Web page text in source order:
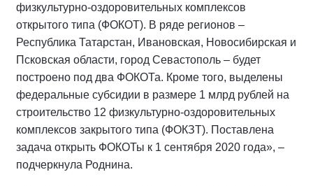
физкультурно-оздоровительных комплексов
открытого типа (ФОКОТ). В ряде регионов –
Республика Татарстан, Ивановская, Новосибирская и
Псковская области, город Севастополь – будет
построено под два ФОКОТа. Кроме того, выделены
федеральные субсидии в размере 1 млрд рублей на
строительство 12 физкультурно-оздоровительных
комплексов закрытого типа (ФОКЗТ). Поставлена
задача открыть ФОКОТы к 1 сентября 2020 года», –
подчеркнула Роднина.